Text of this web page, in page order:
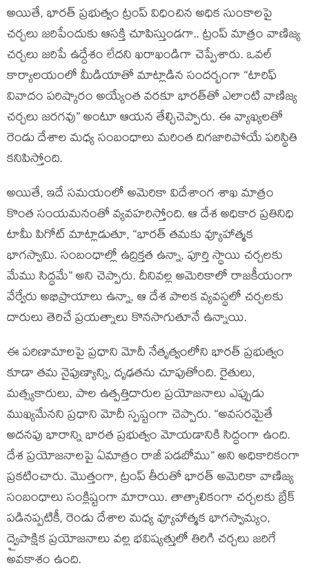
అయితే, భారత్ ప్రభుత్వం ట్రంప్ విధించిన అధిక సుంకాలపై
చర్చలు జరిపేందుకు ఆసక్తి చూపిస్తుండగా.. ట్రంప్ మాత్రం వాణిజ్య
చర్చలు జరిపే ఉద్దేశం లేదని ఖరాఖండిగా చెప్పేశారు. ఒవల్
కార్యాలయంలో మీడియాతో మాట్లాడిన సందర్భంగా “టారిఫ్
వివాదం పరిష్కారం అయ్యేంత వరకూ భారత్‌తో ఎలాంటి వాణిజ్య
చర్చలు జరగవు” అంటూ ఆయన తేల్చిచెప్పారు. ఈ వ్యాఖ్యలతో
రెండు దేశాల మధ్య సంబంధాలు మరింత దిగజారిపోయే పరిస్థితి
కనిపిస్తోంది.
అయితే, ఇదే సమయంలో అమెరికా విదేశాంగ శాఖ మాత్రం
కొంత సంయమనంతో వ్యవహరిస్తోంది. ఆ దేశ అధికార ప్రతినిధి
టామీ పిగోట్ మాట్లాడుతూ, “భారత్‌ తమకు వ్యూహాత్మక
భాగస్వామి. సంబంధాల్లో ఉద్రిక్తత ఉన్నా, పూర్తి స్థాయి చర్చలకు
మేము సిద్ధమే” అని చెప్పారు. దీనివల్ల అమెరికాలో రాజకీయంగా
వేర్వేరు అభిప్రాయాలు ఉన్నా, ఆ దేశ పాలక వ్యవస్థలో చర్చలకు
దారులు తెరిచే ప్రయత్నాలు కొనసాగుతూనే ఉన్నాయి.
ఈ పరిణామాలపై ప్రధాని మోదీ నేతృత్వంలోని భారత్ ప్రభుత్వం
కూడా తమ నైపుణ్యాన్ని, దృఢతను చూపుతోంది. రైతులు,
మత్స్యకారులు, పాల ఉత్పత్తిదారుల ప్రయోజనాలు ఎప్పుడు
ముఖ్యమేనని ప్రధాని మోదీ స్పష్టంగా చెప్పారు. “అవసరమైతే
అదనపు భారాన్ని భారత ప్రభుత్వం మోయడానికి సిద్ధంగా ఉంది.
దేశ ప్రయోజనాలపై ఏమాత్రం రాజీ పడబోము” అని అధికారికంగా
ప్రకటించారు. మొత్తంగా, ట్రంప్ తీరుతో భారత్ అమెరికా వాణిజ్య
సంబంధాలు సంక్లిష్టంగా మారాయి. తాత్కాలికంగా చర్చలకు బ్రేక్
పడినప్పటికీ, రెండు దేశాల మధ్య వ్యూహాత్మక భాగస్వామ్యం,
ద్వైపాక్షిక ప్రయోజనాలు వల్ల భవిష్యత్తులో తిరిగి చర్చలు జరిగే
అవకాశం ఉంది.